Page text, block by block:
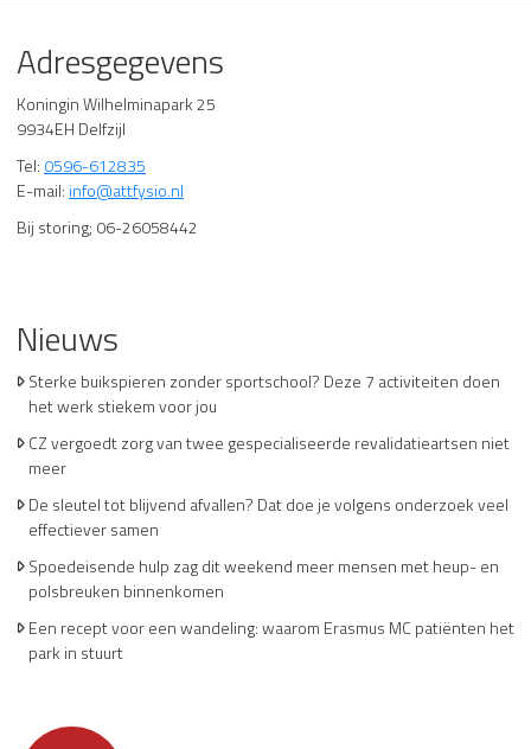
Adresgegevens
Koningin Wilhelminapark 25
9934EH Delfzijl
Tel: 0596-612835
E-mail: info@attfysio.nl
Bij storing; 06-26058442
Nieuws
Sterke buikspieren zonder sportschool? Deze 7 activiteiten doen
het werk stiekem voor jou
CZ vergoedt zorg van twee gespecialiseerde revalidatieartsen niet
meer
De sleutel tot blijvend afvallen? Dat doe je volgens onderzoek veel
effectiever samen
Spoedeisende hulp zag dit weekend meer mensen met heup- en
polsbreuken binnenkomen
Een recept voor een wandeling: waarom Erasmus MC patiënten het
park in stuurt